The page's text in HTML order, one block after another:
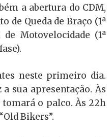
a abertura do CDM,
de Queda de Braço (1ª
Motovelocidade (1ª
neste primeiro dia.
a sua apresentação. Às
tomará o palco. Às 22h
Bikers”.